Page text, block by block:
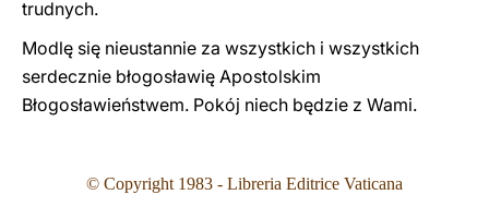
trudnych.
Modlę się nieustannie za wszystkich i wszystkich
serdecznie błogosławię Apostolskim
Błogosławieństwem. Pokój niech będzie z Wami.
© Copyright 1983 - Libreria Editrice Vaticana